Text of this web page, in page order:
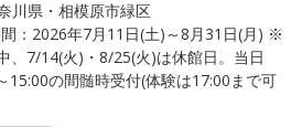
川県・相模原市緑区
： 2026年7月11日(土)～8月31日(月) ※
、7/14(火)・8/25(火)は休館日。当日
15:00の間髄時受付(体験は17:00まで可